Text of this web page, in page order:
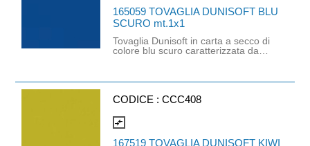
certificato FSC. Dimensioni: 1mt x
1mt.
165059 TOVAGLIA DUNISOFT BLU
SCURO mt.1x1
Tovaglia Dunisoft in carta a secco di
colore blu scuro caratterizzata da
Ideale per coprire elegantemente i
valorizzarlo in contesti di ristorazione,
compostabile secondo lo standard
europeo EN 13432. Prodotto
certificato FSC. Dimensioni: 1mt x
CODICE :CCC408
compare_arrows
167519 TOVAGLIA DUNISOFT KIWI